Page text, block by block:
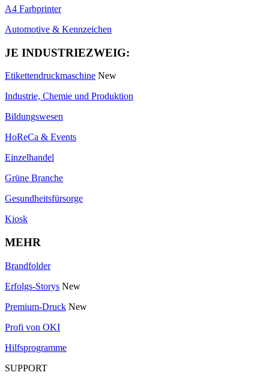
A4 Farbprinter
Automotive & Kennzeichen
JE INDUSTRIEZWEIG:
Etikettendruckmaschine New
Industrie, Chemie und Produktion
Bildungswesen
HoReCa & Events
Einzelhandel
Grüne Branche
Gesundheitsfürsorge
Kiosk
MEHR
Brandfolder
Erfolgs-Storys New
Premium-Druck New
Profi von OKI
Hilfsprogramme
SUPPORT